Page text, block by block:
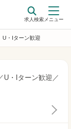
求人検索 メニュー
U・Iターン歓迎
U・Iターン歓迎／